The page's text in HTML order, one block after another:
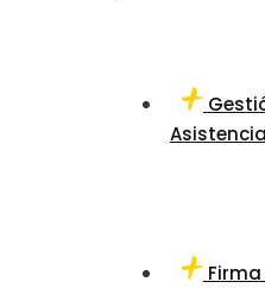
Asistencia